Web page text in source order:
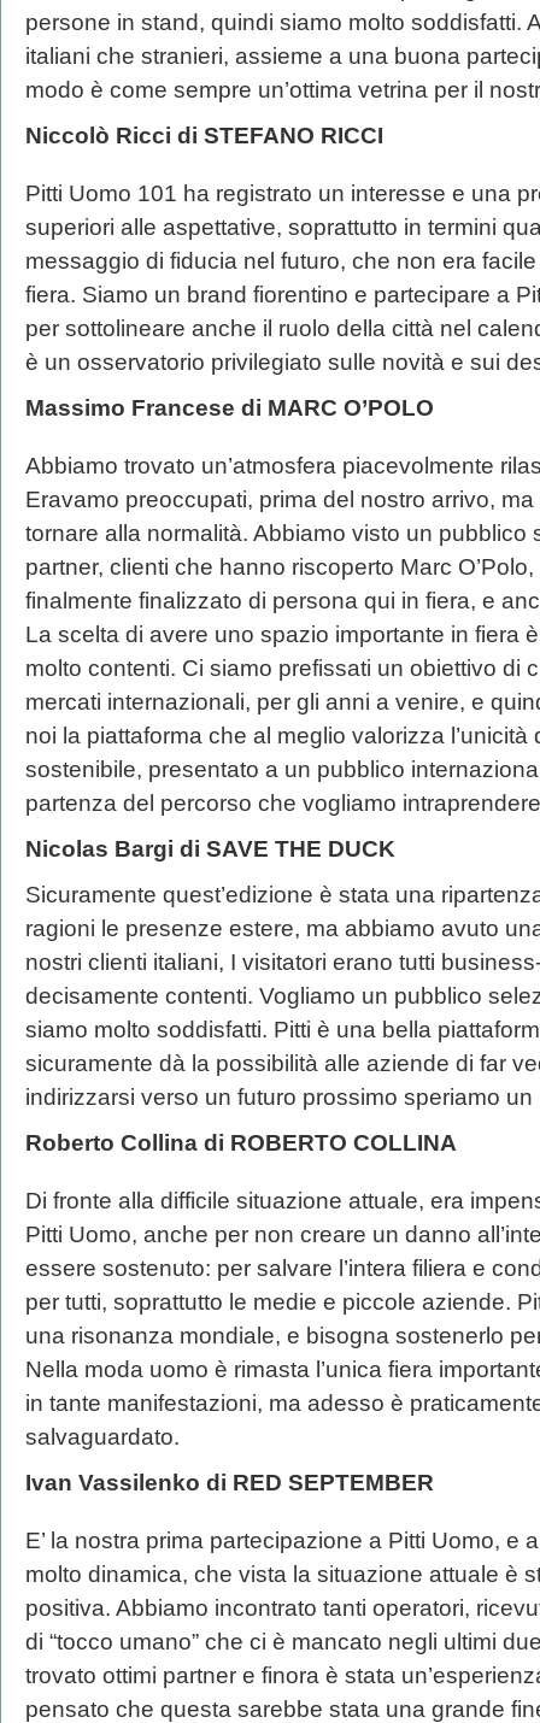
persone in stand, quindi siamo molto soddisfatti.
italiani che stranieri, assieme a una buona
modo è come sempre un’ottima vetrina per il
Niccolò Ricci di STEFANO RICCI
Pitti Uomo 101 ha registrato un interesse e una
superiori alle aspettative, soprattutto in termini
messaggio di fiducia nel futuro, che non era
fiera. Siamo un brand fiorentino e partecipare a
per sottolineare anche il ruolo della città nel
è un osservatorio privilegiato sulle novità e sui
Massimo Francese di MARC O’POLO
Abbiamo trovato un’atmosfera piacevolmente
Eravamo preoccupati, prima del nostro arrivo,
tornare alla normalità. Abbiamo visto un pubblico
partner, clienti che hanno riscoperto Marc
finalmente finalizzato di persona qui in fiera, e
La scelta di avere uno spazio importante in fiera
molto contenti. Ci siamo prefissati un obiettivo di
mercati internazionali, per gli anni a venire, e
noi la piattaforma che al meglio valorizza
sostenibile, presentato a un pubblico
partenza del percorso che vogliamo
Nicolas Bargi di SAVE THE DUCK
Sicuramente quest’edizione è stata una
ragioni le presenze estere, ma abbiamo avuto
nostri clienti italiani, I visitatori erano tutti
decisamente contenti. Vogliamo un pubblico
siamo molto soddisfatti. Pitti è una bella
sicuramente dà la possibilità alle aziende di far
indirizzarsi verso un futuro prossimo speriamo un
Roberto Collina di ROBERTO COLLINA
Di fronte alla difficile situazione attuale, era
Pitti Uomo, anche per non creare un danno
essere sostenuto: per salvare l’intera filiera e
per tutti, soprattutto le medie e piccole aziende.
una risonanza mondiale, e bisogna sostenerlo
Nella moda uomo è rimasta l’unica fiera
in tante manifestazioni, ma adesso è
salvaguardato.
Ivan Vassilenko di RED SEPTEMBER
E’ la nostra prima partecipazione a Pitti Uomo, e
molto dinamica, che vista la situazione attuale è
positiva. Abbiamo incontrato tanti operatori,
di “tocco umano” che ci è mancato negli ultimi
trovato ottimi partner e finora è stata
pensato che questa sarebbe stata una grande